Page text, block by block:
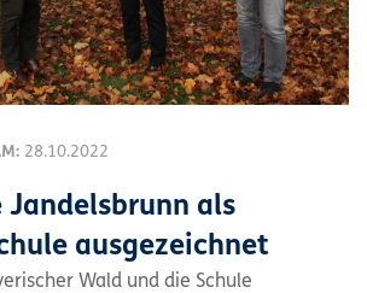
28.10.2022
Jandelsbrunn als
ausgezeichnet
Wald und die Schule